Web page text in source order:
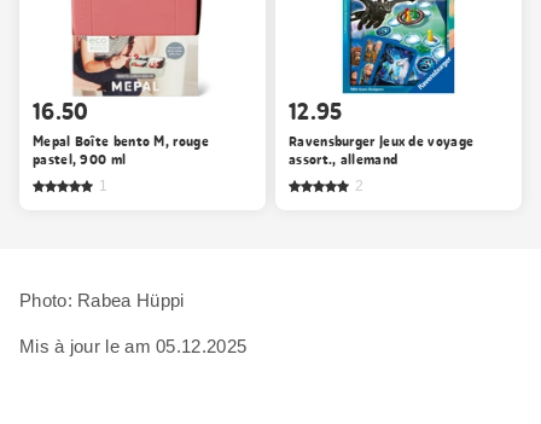
16.50
Mepal Boîte bento M, rouge
pastel, 900 ml
1
12.95
Ravensburger Jeux de voyage
assort., allemand
2
Photo: Rabea Hüppi
Mis à jour le am 05.12.2025